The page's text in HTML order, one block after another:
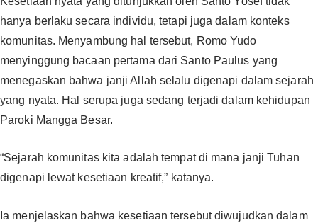
hanya berlaku secara individu, tetapi juga dalam konteks
komunitas. Menyambung hal tersebut, Romo Yudo
menyinggung bacaan pertama dari Santo Paulus yang
menegaskan bahwa janji Allah selalu digenapi dalam sejarah
yang nyata. Hal serupa juga sedang terjadi dalam kehidupan
Paroki Mangga Besar.
“Sejarah komunitas kita adalah tempat di mana janji Tuhan
digenapi lewat kesetiaan kreatif,” katanya.
Ia menjelaskan bahwa kesetiaan tersebut diwujudkan dalam